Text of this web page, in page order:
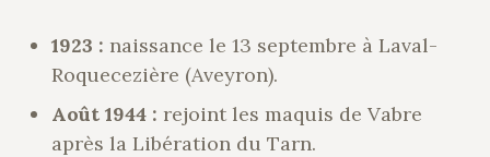
1923 : naissance le 13 septembre à Laval-
Roquecezière (Aveyron).
Août 1944 : rejoint les maquis de Vabre
après la Libération du Tarn.